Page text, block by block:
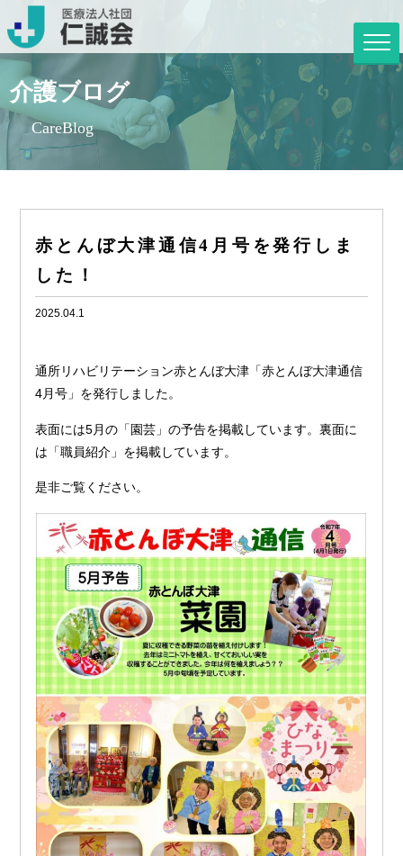
介護ブログ
CareBlog
赤とんぼ大津通信4月号を発行しま
した！
2025.04.1
通所リハビリテーション赤とんぼ大津「赤とんぼ大津通信
4月号」を発行しました。
表面には5月の「園芸」の予告を掲載しています。裏面に
は「職員紹介」を掲載しています。
是非ご覧ください。